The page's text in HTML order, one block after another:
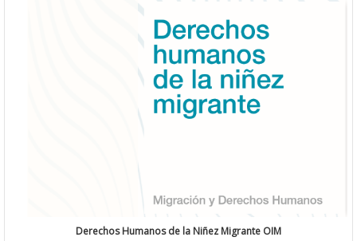
Derechos Humanos de la Niñez Migrante OIM